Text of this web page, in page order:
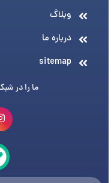
وبلاگ
درباره ما
sitemap
ما را در